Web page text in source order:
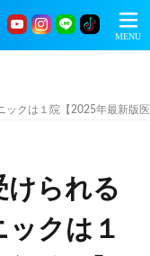
ックは１院【2025年最新版
けられる
クは１